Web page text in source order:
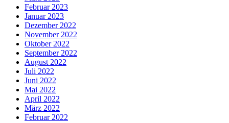
Februar 2023
Januar 2023
Dezember 2022
November 2022
Oktober 2022
September 2022
August 2022
Juli 2022
Juni 2022
Mai 2022
April 2022
März 2022
Februar 2022